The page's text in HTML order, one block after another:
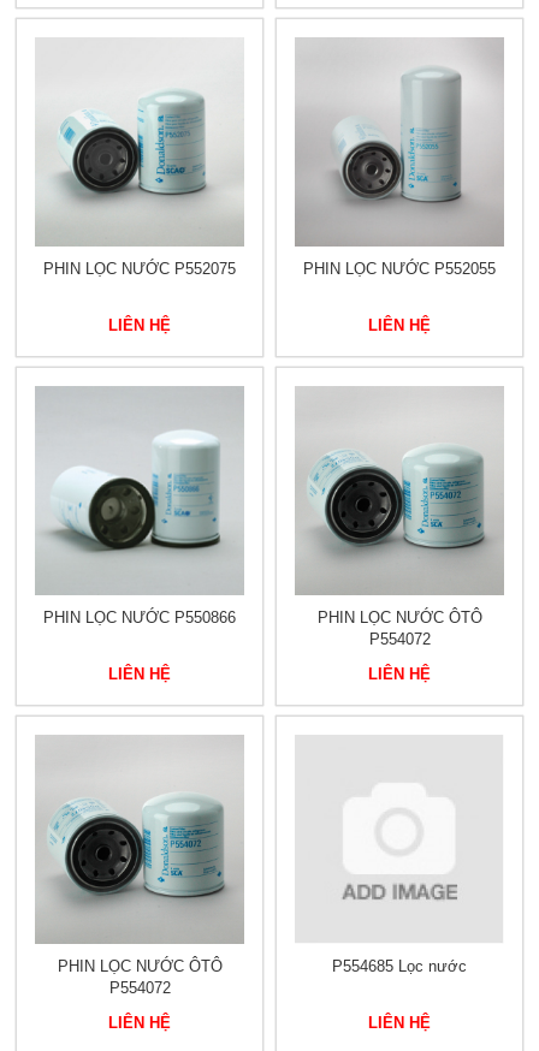
PHIN LỌC NƯỚC P552075
LIÊN HỆ
PHIN LỌC NƯỚC P552055
LIÊN HỆ
PHIN LỌC NƯỚC P550866
LIÊN HỆ
PHIN LỌC NƯỚC ÔTÔ
P554072
LIÊN HỆ
PHIN LỌC NƯỚC ÔTÔ
P554072
LIÊN HỆ
P554685 Lọc nước
LIÊN HỆ